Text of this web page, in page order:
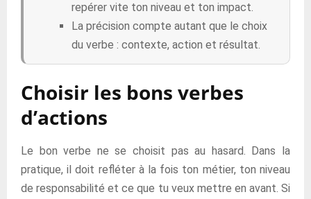
repérer vite ton niveau et ton impact.
La précision compte autant que le choix
du verbe : contexte, action et résultat.
Choisir les bons verbes
d’actions
Le bon verbe ne se choisit pas au hasard. Dans la
pratique, il doit refléter à la fois ton métier, ton niveau
de responsabilité et ce que tu veux mettre en avant. Si